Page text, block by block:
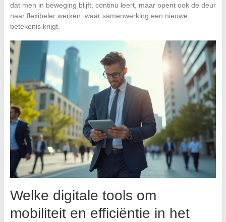
dat men in beweging blijft, continu leert, maar opent ook de deur
naar flexibeler werken, waar samenwerking een nieuwe
betekenis krijgt.
Welke digitale tools om
mobiliteit en efficiëntie in het